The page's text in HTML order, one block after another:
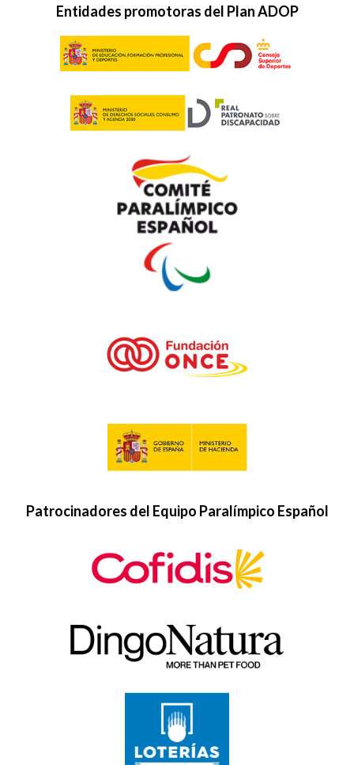
Entidades promotoras del Plan ADOP
Patrocinadores del Equipo Paralímpico Español